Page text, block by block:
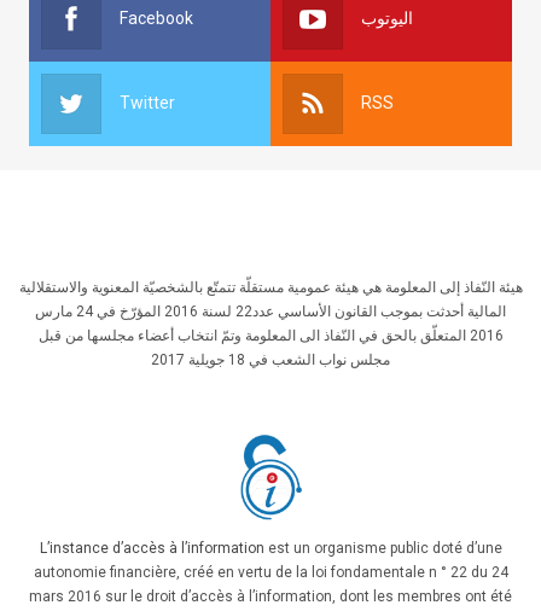
Facebook اليوتوب
Twitter RSS
هيئة النّفاذ إلى المعلومة هي هيئة عمومية مستقلّة تتمتّع بالشخصيّة المعنوية والاستقلالية
المالية أحدثت بموجب القانون الأساسي عدد22 لسنة 2016 المؤرّخ في 24 مارس
2016 المتعلّق بالحق في النّفاذ الى المعلومة وتمّ انتخاب أعضاء مجلسها من قبل
مجلس نواب الشعب في 18 جويلية 2017
L’instance d’accès à l’information est un organisme public doté d’une
autonomie financière, créé en vertu de la loi fondamentale n ° 22 du 24
mars 2016 sur le droit d’accès à l’information, dont les membres ont été